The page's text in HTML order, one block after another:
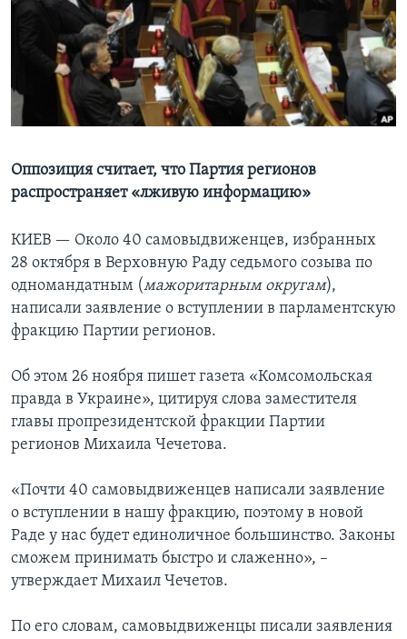
Learning English
СОЦИАЛЬНЫЕ СЕТИ
Языки
Оппозиция считает, что Партия регионов
распространяет «лживую информацию»
КИЕВ — Около 40 самовыдвиженцев, избранных
28 октября в Верховную Раду седьмого созыва по
одномандатным (мажоритарным округам),
написали заявление о вступлении в парламентскую
фракцию Партии регионов.
Об этом 26 ноября пишет газета «Комсомольская
правда в Украине», цитируя слова заместителя
главы пропрезидентской фракции Партии
регионов Михаила Чечетова.
«Почти 40 самовыдвиженцев написали заявление
о вступлении в нашу фракцию, поэтому в новой
Раде у нас будет единоличное большинство. Законы
сможем принимать быстро и слаженно», –
утверждает Михаил Чечетов.
По его словам, самовыдвиженцы писали заявления